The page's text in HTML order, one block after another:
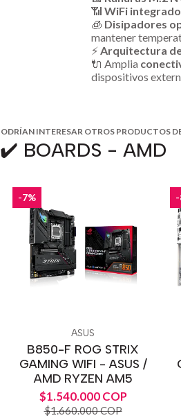
📶 WiFi integrado
🧊 Disipadores
mantener
⚡Arquitectura
🔌 Amplia
dispositivos
INTERESAR OTROS PRODUCTOS
✔️ BOARDS - AMD
-7%
ASUS
B850-F ROG STRIX
GAMING WIFI - ASUS /
AMD RYZEN AM5
$1.540.000 COP
$1.660.000 COP